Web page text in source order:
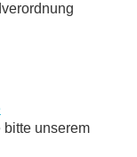
unserem